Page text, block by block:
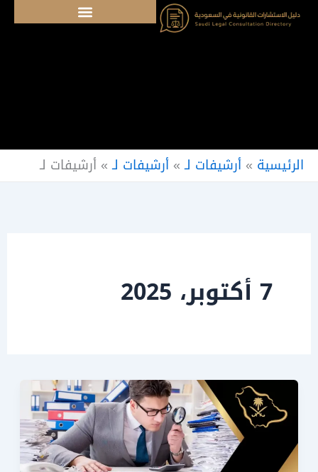
تخطي
الرئيسية »أرشيفات لـ»أرشيفات لـ» أرشيفات لـ
7 أكتوبر، 2025